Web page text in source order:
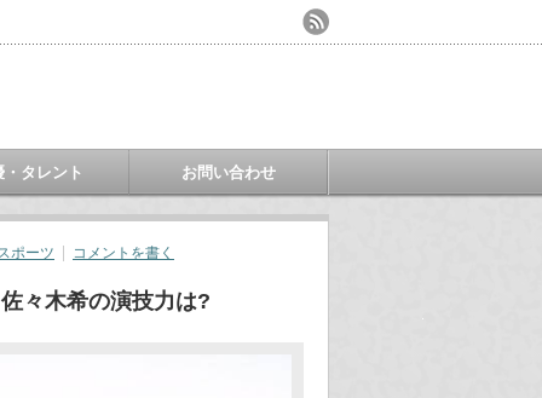
・タレント お問い合わせ
ポーツ コメントを書く
々木希の演技力は?